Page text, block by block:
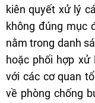
kiên quyết xử lý
không đúng mục
nằm trong danh
hoặc phối hợp
với các cơ quan
về phòng chống